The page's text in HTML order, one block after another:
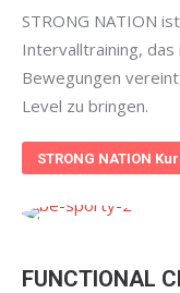
STRONG NATION
Intervalltraining,
Bewegungen
Level zu bringen.
STRONG NATION
FUNCTIONAL